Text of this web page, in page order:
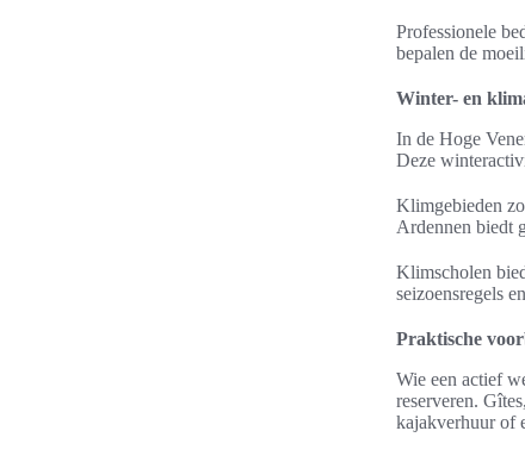
Professionele
bepalen de
Winter- en
In de Hoge
Deze
Klimgebieden
Ardennen biedt
Klimscholen
seizoensregels
Praktische
Wie een actief
reserveren.
kajakverhuur of